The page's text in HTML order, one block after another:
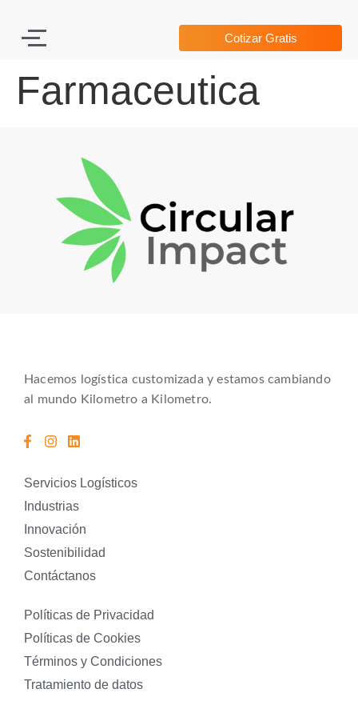
Cotizar Gratis
Farmaceutica
Hacemos logística customizada y estamos cambiando
al mundo Kilometro a Kilometro.
Servicios Logísticos
Industrias
Innovación
Sostenibilidad
Contáctanos
Políticas de Privacidad
Políticas de Cookies
Términos y Condiciones
Tratamiento de datos